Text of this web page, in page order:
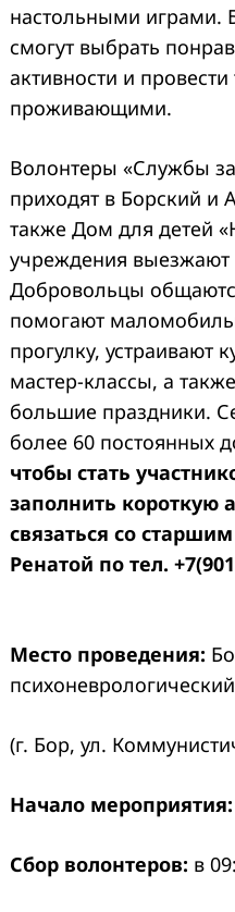
настольными играми.
смогут выбрать
активности и
проживающими.
Волонтеры «Службы
приходят в Борский и
также Дом для детей
учреждения выезжают
Добровольцы
помогают
прогулку, устраивают
мастер-классы, а
большие праздники.
более 60 постоянных
чтобы стать
заполнить короткую
связаться со
Ренатой по тел.
Место проведения:
(г. Бор, ул.
Начало мероприятия:
Сбор волонтеров: в